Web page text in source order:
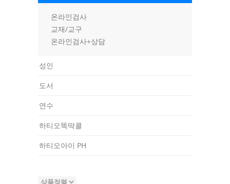
온라인검사
교재/교구
온라인검사+상담
성인
도서
연수
하티오똑딱콜
하티오아이 PH